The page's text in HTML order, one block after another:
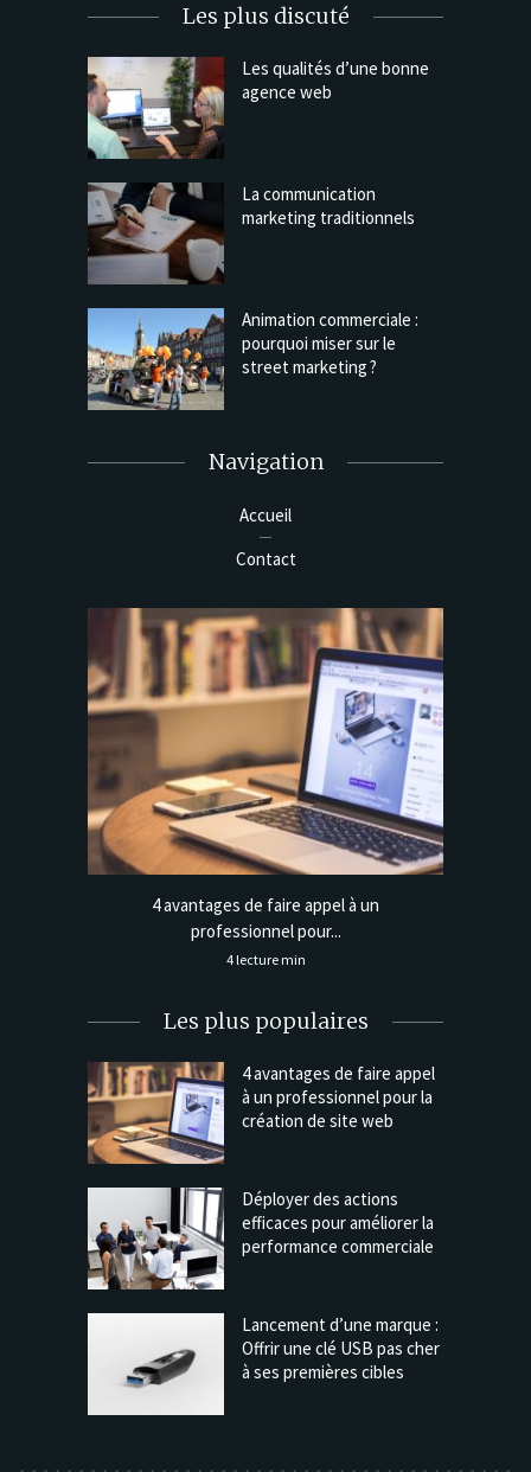
Les plus discuté
Les qualités d’une bonne
agence web
La communication
marketing traditionnels
Animation commerciale :
pourquoi miser sur le
street marketing ?
Navigation
Accueil
Contact
4 avantages de faire appel à un
professionnel pour...
4 lecture min
Les plus populaires
4 avantages de faire appel
à un professionnel pour la
création de site web
Déployer des actions
efficaces pour améliorer la
performance commerciale
Lancement d’une marque :
Offrir une clé USB pas cher
à ses premières cibles